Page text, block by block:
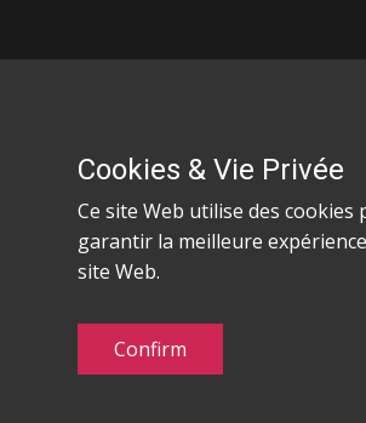
Les informations de ce site ne sont
titre indicatif et ne peuvent en
utilisées pour la prévention des
Cookies & Vie Privée
Ce site Web utilise des cookies
garantir la meilleure
site Web.
Confirm